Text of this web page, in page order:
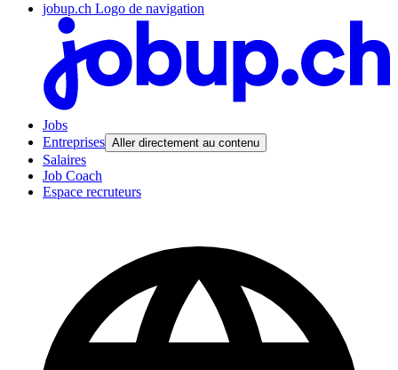
jobup.ch Logo de navigation
Jobs
Entreprises Aller directement au contenu
Salaires
Job Coach
Espace recruteurs